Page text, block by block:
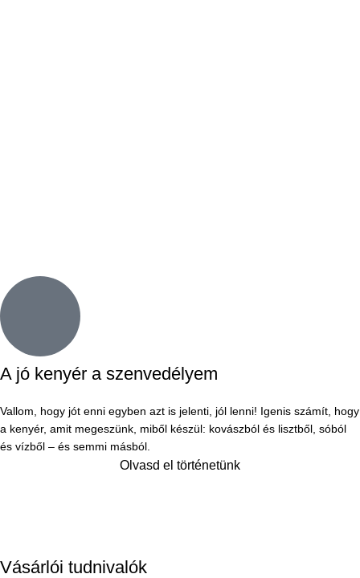
A jó kenyér a szenvedélyem
Vallom, hogy jót enni egyben azt is jelenti, jól lenni! Igenis számít, hogy
a kenyér, amit megeszünk, miből készül: kovászból és lisztből, sóból
és vízből – és semmi másból.
Olvasd el történetünk
Vásárlói tudnivalók